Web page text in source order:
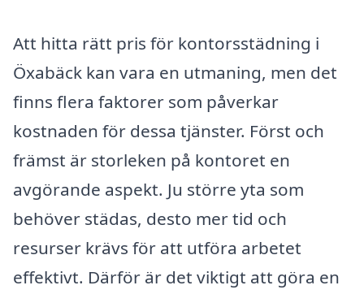
Att hitta rätt pris för kontorsstädning i
Öxabäck kan vara en utmaning, men det
finns flera faktorer som påverkar
kostnaden för dessa tjänster. Först och
främst är storleken på kontoret en
avgörande aspekt. Ju större yta som
behöver städas, desto mer tid och
resurser krävs för att utföra arbetet
effektivt. Därför är det viktigt att göra en